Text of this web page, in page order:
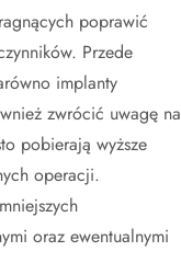
poprawić
Przede
implanty
zwrócić uwagę na
pobierają wyższe
operacji.
oraz ewentualnymi